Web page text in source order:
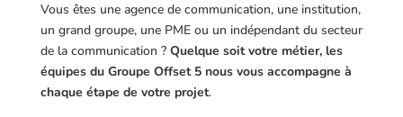
Vous êtes une agence de communication, une institution,
un grand groupe, une PME ou un indépendant du secteur
de la communication ? Quelque soit votre métier, les
équipes du Groupe Offset 5 nous vous accompagne à
chaque étape de votre projet.